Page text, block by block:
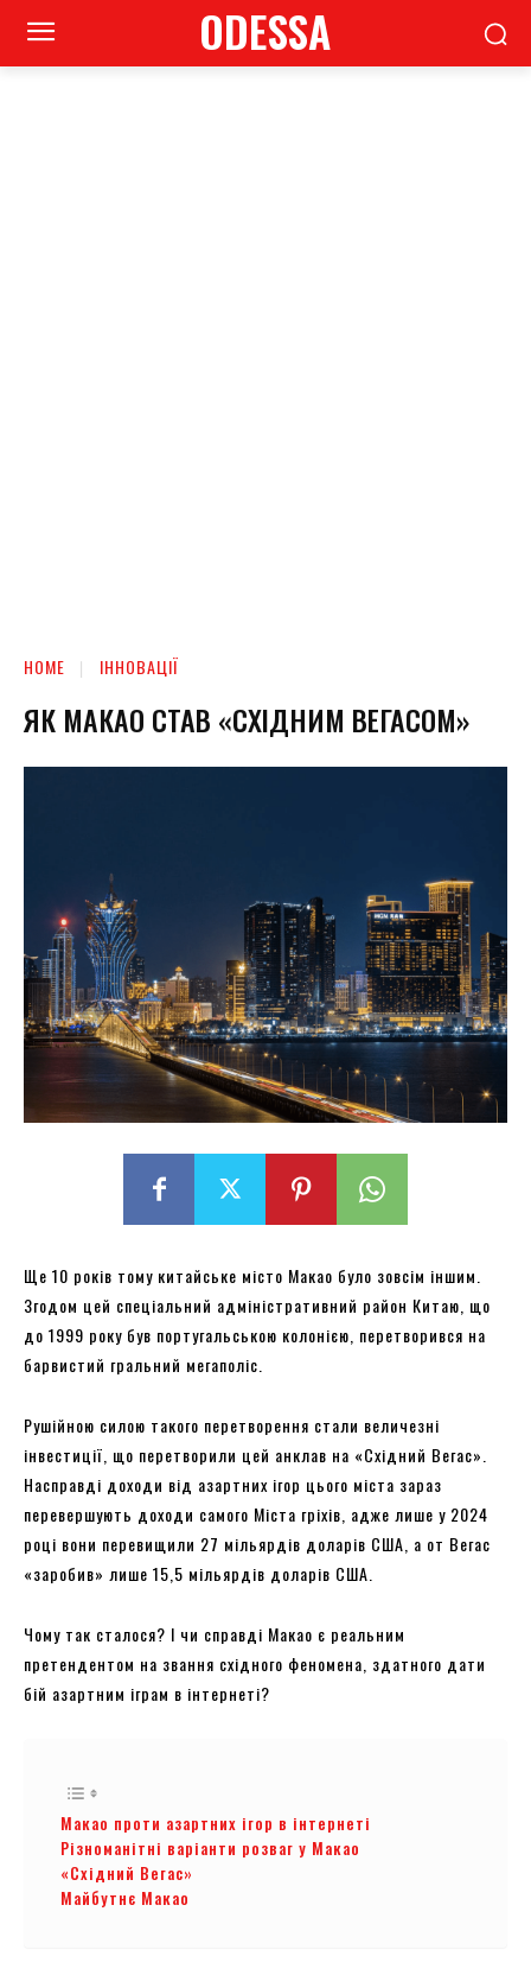
ODESSA
HOME ІННОВАЦІЇ
ЯК МАКАО СТАВ «СХІДНИМ ВЕГАСОМ»
Ще 10 років тому китайське місто Макао було зовсім іншим.
Згодом цей спеціальний адміністративний район Китаю, що
до 1999 року був португальською колонією, перетворився на
барвистий гральний мегаполіс.
Рушійною силою такого перетворення стали величезні
інвестиції, що перетворили цей анклав на «Східний Вегас».
Насправді доходи від азартних ігор цього міста зараз
перевершують доходи самого Міста гріхів, адже лише у 2024
році вони перевищили 27 мільярдів доларів США, а от Вегас
«заробив» лише 15,5 мільярдів доларів США.
Чому так сталося? І чи справді Макао є реальним
претендентом на звання східного феномена, здатного дати
бій азартним іграм в інтернеті?
Макао проти азартних ігор в інтернеті
Різноманітні варіанти розваг у Макао
«Східний Вегас»
Майбутнє Макао